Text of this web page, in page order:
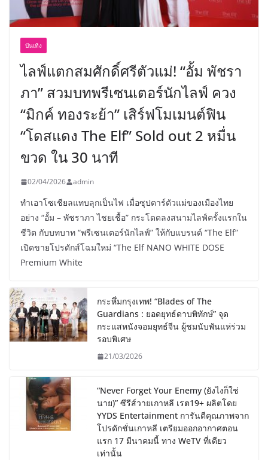
บันเทิง
ไลฟ์แตกสมศักดิ์ศรีตัวแม่! “อั้ม พัชรา
ภา” สวมบทพรีเซนเตอร์นักไลฟ์ ควง
“มิกค์ ทองระย้า” เสิร์ฟโมเมนต์ฟิน
“โดสแดง The Elf” Sold out 2 หมื่น
ขวด ใน 30 นาที
02/04/2026 admin
ทำเอาโซเชียลแทบลุกเป็นไฟ เมื่อซุปตาร์ตัวแม่ของเมืองไทย
อย่าง “อั้ม – พัชราภา ไชยเชื้อ” กระโดดลงสนามไลฟ์ครั้งแรกใน
ชีวิต กับบทบาท “พรีเซนเตอร์นักไลฟ์” ให้กับแบรนด์ “The Elf”
เปิดขายโปรดักส์โฉมใหม่ “The Elf NANO WHITE DOSE
Premium White
กระหึ่มกรุงเทพ! “Blades of The
Guardians : ยอดยุทธ์ดาบพิทักษ์” จุด
กระแสหนังจอมยุทธ์จีน ผู้ชมนับพันแห่ร่วม
รอบพิเศษ
21/03/2026
“Never Forget Your Enemy (ยังไงก็ใช่
นาย)” ซีรีส์วายเกาหลี เรต19+ ผลิตโดย
YYDS Entertainment การันตีคุณภาพจาก
โปรดักชั่นเกาหลี เตรียมออกอากาศตอน
แรก 17 มีนาคมนี้ ทาง WeTV ที่เดียว
เท่านั้น